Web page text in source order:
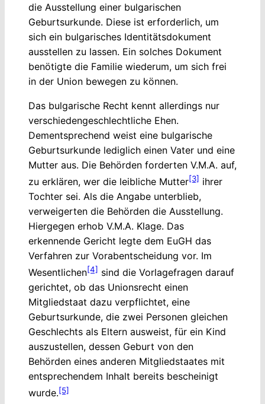
die Ausstellung einer bulgarischen
Geburtsurkunde. Diese ist erforderlich, um
sich ein bulgarisches Identitätsdokument
ausstellen zu lassen. Ein solches Dokument
benötigte die Familie wiederum, um sich frei
in der Union bewegen zu können.
Das bulgarische Recht kennt allerdings nur
verschiedengeschlechtliche Ehen.
Dementsprechend weist eine bulgarische
Geburtsurkunde lediglich einen Vater und eine
Mutter aus. Die Behörden forderten V.M.A. auf,
zu erklären, wer die leibliche Mutter[3] ihrer
Tochter sei. Als die Angabe unterblieb,
verweigerten die Behörden die Ausstellung.
Hiergegen erhob V.M.A. Klage. Das
erkennende Gericht legte dem EuGH das
Verfahren zur Vorabentscheidung vor. Im
Wesentlichen[4] sind die Vorlagefragen darauf
gerichtet, ob das Unionsrecht einen
Mitgliedstaat dazu verpflichtet, eine
Geburtsurkunde, die zwei Personen gleichen
Geschlechts als Eltern ausweist, für ein Kind
auszustellen, dessen Geburt von den
Behörden eines anderen Mitgliedstaates mit
entsprechendem Inhalt bereits bescheinigt
wurde.[5]